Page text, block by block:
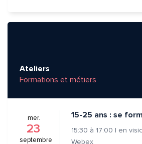
Ateliers
Formations et métiers
mer.
23
septembre
15-25 ans : se
15:30 à 17:00 | en
Webex